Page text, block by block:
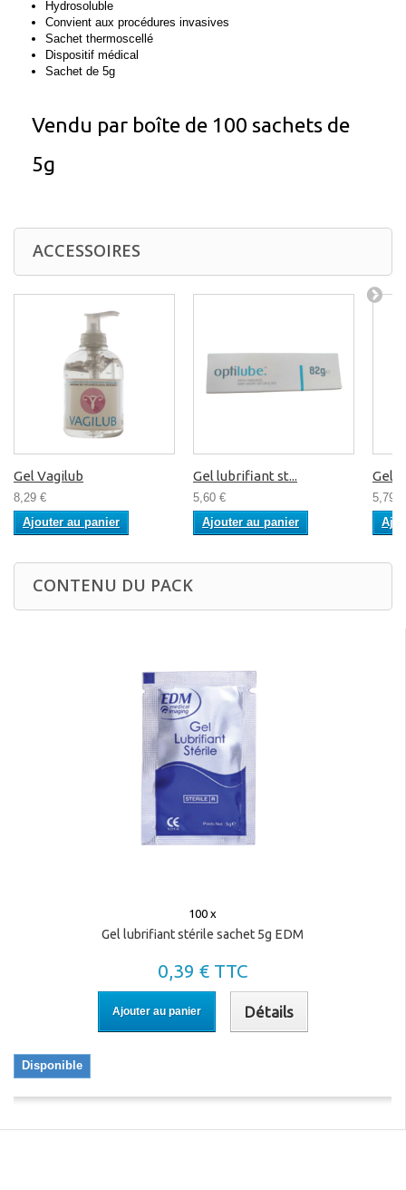
Hydrosoluble
Convient aux procédures invasives
Sachet thermoscellé
Dispositif médical
Sachet de 5g
Vendu par boîte de 100 sachets de
5g
ACCESSOIRES
Gel Vagilub
8,29 €
Ajouter au panier
Gel lubrifiant st...
5,60 €
Ajouter au panier
Gel
5,79 €
CONTENU DU PACK
100 x
Gel lubrifiant stérile sachet 5g EDM
0,39 € TTC
Ajouter au panier Détails
Disponible